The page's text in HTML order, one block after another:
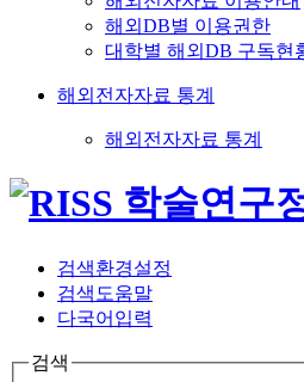
해외DB별 이용권한
대학별 해외DB 구독현
해외전자자료 통계
해외전자자료 통계
검색환경설정
검색도움말
다국어입력
검색